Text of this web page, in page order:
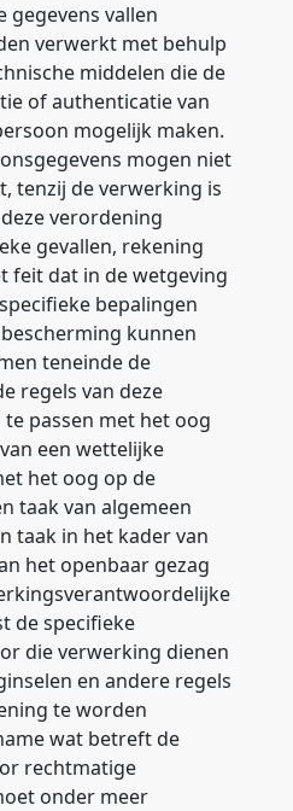
gegevens vallen
verwerkt met behulp
middelen die de
of authenticatie van
mogelijk maken.
mogen niet
tenzij de verwerking is
verordening
gevallen, rekening
feit dat in de wetgeving
bepalingen
kunnen
teneinde de
regels van deze
passen met het oog
een wettelijke
het oog op de
taak van algemeen
taak in het kader van
het openbaar gezag
de specifieke
die verwerking dienen
en andere regels
te worden
wat betreft de
rechtmatige
onder meer